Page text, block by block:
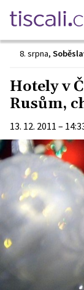
8. srpna,
Hotely v
Rusům,
13. 12. 2011 –